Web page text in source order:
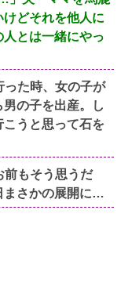
どそれを他人に
とは一緒にやっ
った時、女の子が
の子を出産。し
うと思って石を
前もそう思うだ
まさかの展開に…